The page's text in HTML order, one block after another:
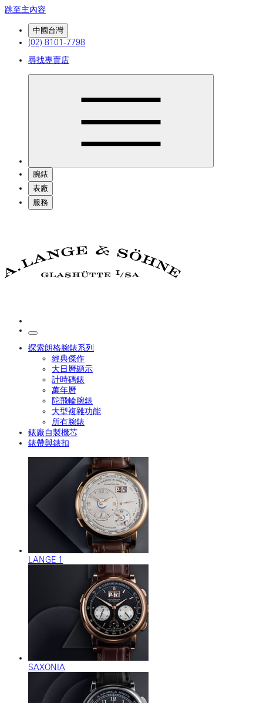
跳至主內容
中國台灣
(02) 8101-7798
尋找專賣店
腕錶
表廠
服務
探索朗格腕錶系列
經典傑作
大日曆顯示
計時碼錶
萬年曆
陀飛輪腕錶
大型複雜功能
所有腕錶
錶廠自製機芯
錶帶與錶扣
LANGE 1
SAXONIA